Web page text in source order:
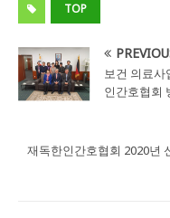
TOP
보건 의료사
인간호협회
재독한인간호협회 2020년